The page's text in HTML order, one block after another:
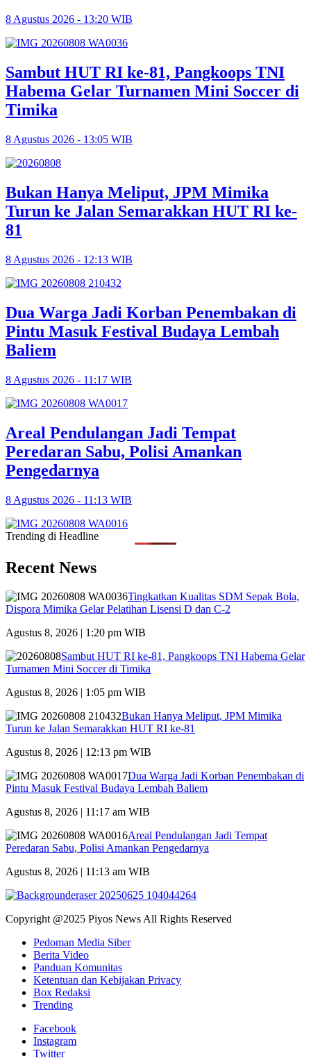
8 Agustus 2026 - 13:20 WIB
Sambut HUT RI ke-81, Pangkoops TNI
Habema Gelar Turnamen Mini Soccer di
Timika
8 Agustus 2026 - 13:05 WIB
Bukan Hanya Meliput, JPM Mimika
Turun ke Jalan Semarakkan HUT RI ke-
81
8 Agustus 2026 - 12:13 WIB
Dua Warga Jadi Korban Penembakan di
Pintu Masuk Festival Budaya Lembah
Baliem
8 Agustus 2026 - 11:17 WIB
Areal Pendulangan Jadi Tempat
Peredaran Sabu, Polisi Amankan
Pengedarnya
8 Agustus 2026 - 11:13 WIB
Trending di Headline
Recent News
Tingkatkan Kualitas SDM Sepak Bola,
Dispora Mimika Gelar Pelatihan Lisensi D dan C-2
Agustus 8, 2026 | 1:20 pm WIB
Sambut HUT RI ke-81, Pangkoops TNI Habema Gelar
Turnamen Mini Soccer di Timika
Agustus 8, 2026 | 1:05 pm WIB
Bukan Hanya Meliput, JPM Mimika
Turun ke Jalan Semarakkan HUT RI ke-81
Agustus 8, 2026 | 12:13 pm WIB
Dua Warga Jadi Korban Penembakan di
Pintu Masuk Festival Budaya Lembah Baliem
Agustus 8, 2026 | 11:17 am WIB
Areal Pendulangan Jadi Tempat
Peredaran Sabu, Polisi Amankan Pengedarnya
Agustus 8, 2026 | 11:13 am WIB
Copyright @2025 Piyos News All Rights Reserved
Pedoman Media Siber
Berita Video
Panduan Komunitas
Ketentuan dan Kebijakan Privacy
Box Redaksi
Trending
Facebook
Instagram
Twitter